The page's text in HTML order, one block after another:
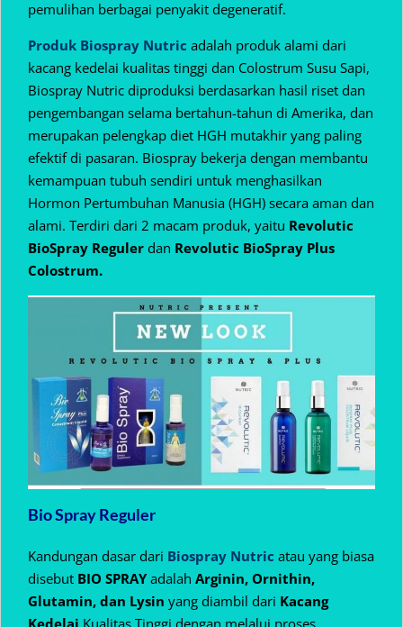
pemulihan berbagai penyakit degeneratif.
Produk Biospray Nutric adalah produk alami dari
kacang kedelai kualitas tinggi dan Colostrum Susu Sapi,
Biospray Nutric diproduksi berdasarkan hasil riset dan
pengembangan selama bertahun-tahun di Amerika, dan
merupakan pelengkap diet HGH mutakhir yang paling
efektif di pasaran. Biospray bekerja dengan membantu
kemampuan tubuh sendiri untuk menghasilkan
Hormon Pertumbuhan Manusia (HGH) secara aman dan
alami. Terdiri dari 2 macam produk, yaitu Revolutic
BioSpray Reguler dan Revolutic BioSpray Plus
Colostrum.
Bio Spray Reguler
Kandungan dasar dari Biospray Nutric atau yang biasa
disebut BIO SPRAYadalah Arginin, Ornithin,
Glutamin, dan Lysin yang diambil dari Kacang